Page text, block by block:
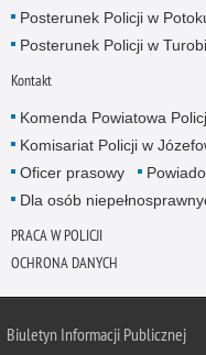
Posterunek Policji w
Posterunek Policji w
Kontakt
Komenda Powiatowa
Komisariat Policji w
Oficer prasowy
Dla osób
PRACA W POLICJI
OCHRONA DANYCH
Biuletyn Informacji Publicznej